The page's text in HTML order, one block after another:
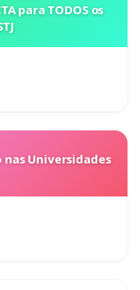
para TODOS os
nas Universidades